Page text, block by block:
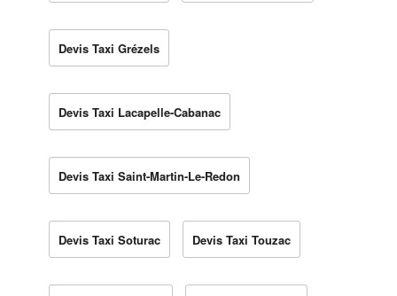
Devis Taxi Grézels
Devis Taxi Lacapelle-Cabanac
Devis Taxi Saint-Martin-Le-Redon
Devis Taxi Soturac Devis Taxi Touzac